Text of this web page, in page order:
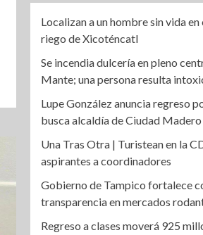
Localizan a un hombre sin vida en
riego de Xicoténcatl
Se incendia dulcería en pleno
Mante; una persona resulta
Lupe González anuncia regreso
busca alcaldía de Ciudad Madero
Una Tras Otra | Turistean en la
aspirantes a coordinadores
Gobierno de Tampico fortalece
transparencia en mercados
Regreso a clases moverá 925